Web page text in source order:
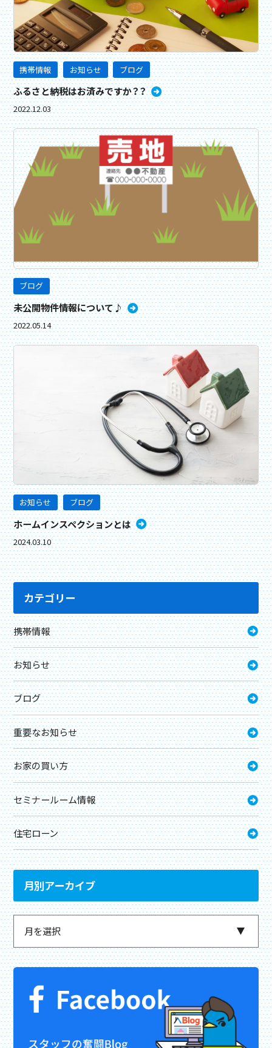
携帯情報 お知らせ ブログ
ふるさと納税はお済みですか？？
2022.12.03
ブログ
未公開物件情報について♪
2022.05.14
お知らせ ブログ
ホームインスペクションとは
2024.03.10
カテゴリー
携帯情報
お知らせ
ブログ
重要なお知らせ
お家の買い方
セミナールーム情報
住宅ローン
月別アーカイブ